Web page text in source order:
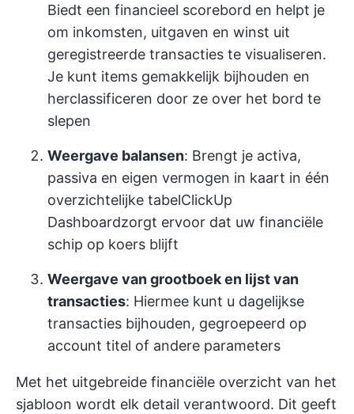
Biedt een financieel scorebord en helpt je
om inkomsten, uitgaven en winst uit
geregistreerde transacties te visualiseren.
Je kunt items gemakkelijk bijhouden en
herclassificeren door ze over het bord te
slepen
Weergave balansen: Brengt je activa,
passiva en eigen vermogen in kaart in één
overzichtelijke tabelClickUp
Dashboardzorgt ervoor dat uw financiële
schip op koers blijft
Weergave van grootboek en lijst van
transacties: Hiermee kunt u dagelijkse
transacties bijhouden, gegroepeerd op
account titel of andere parameters
Met het uitgebreide financiële overzicht van het
sjabloon wordt elk detail verantwoord. Dit geeft